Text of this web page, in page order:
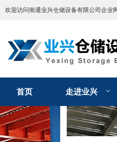
欢迎访问南通业兴仓储设备有限公司企业
首页 走进业兴